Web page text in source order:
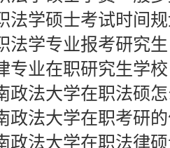
法学硕士考试时间
法学专业报考研究生
专业在职研究生学校
政法大学在职法硕
政法大学在职考研
政法大学在职法律